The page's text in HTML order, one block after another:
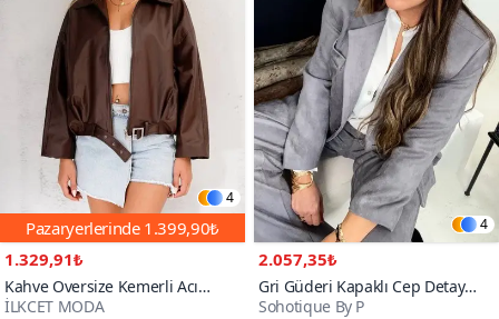
4
Pazaryerlerinde 1.399,90₺
1.329,91₺
Kahve Oversize Kemerli Acı
Bomber Ceket
İLKCET MODA
90+
4
2.057,35₺
Gri Güderi Kapaklı Cep Detay
Blazer Ceket
Sohotique By P